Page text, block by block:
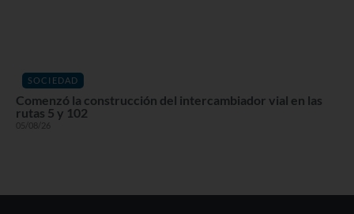
SOCIEDAD
Comenzó la construcción del intercambiador vial en las
rutas 5 y 102
05/08/26